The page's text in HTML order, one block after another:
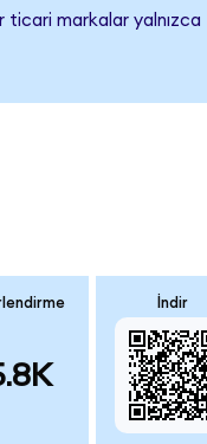
ticari markalar yalnızca
İndir